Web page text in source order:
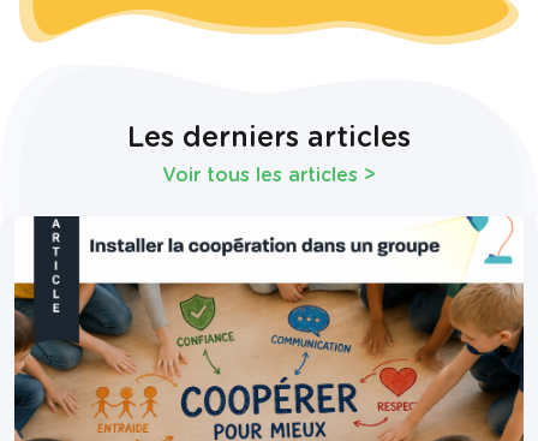
Les derniers articles
Voir tous les articles >